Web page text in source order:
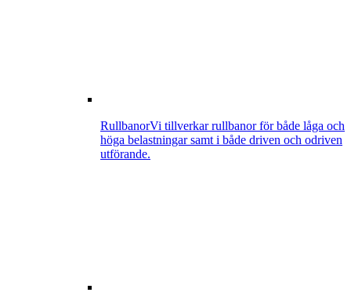
RullbanorVi tillverkar rullbanor för både låga och
höga belastningar samt i både driven och odriven
utförande.